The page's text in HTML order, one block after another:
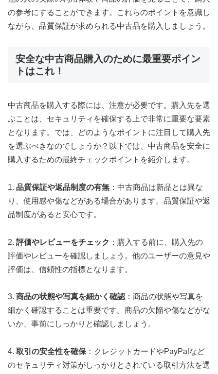
の参考にすることができます。これらのポイントを意識し
ながら、品質保証が求められる中古品を購入しましょう。
安全な中古商品購入のために最重要ポイン
トはこれ！
中古商品を購入する際には、注意が必要です。購入先を選
ぶことは、セキュリティを確保する上で非常に重要な要素
となります。では、どのようなポイントに注目して購入先
を選ぶべきなのでしょうか？以下では、中古商品を安全に
購入するための最終チェックポイントを紹介します。
1. 品質保証や返品制度の有無 ：中古商品は新品とは異な
り、使用感や傷などがある場合があります。品質保証や返
品制度があると安心です。
2. 評価やレビューをチェック ：購入する前に、購入先の
評価やレビューを確認しましょう。他のユーザーの意見や
評価は、信頼性の指標となります。
3. 商品の状態や写真を細かく確認 ：商品の状態や写真を
細かく確認することは重要です。商品の欠陥や傷などがな
いか、事前にしっかりと確認しましょう。
4. 取引の安全性を確保 ：クレジットカードやPayPalなど
のセキュリティ対策がしっかりとされている取引方法を選